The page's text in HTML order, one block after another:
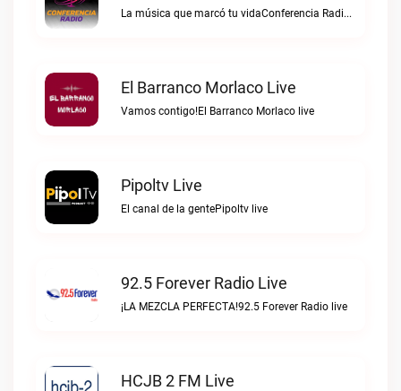
La música que marcó tu vidaConferencia Radio live
El Barranco Morlaco Live
Vamos contigo!El Barranco Morlaco live
Pipoltv Live
El canal de la gentePipoltv live
92.5 Forever Radio Live
¡LA MEZCLA PERFECTA!92.5 Forever Radio live
HCJB 2 FM Live